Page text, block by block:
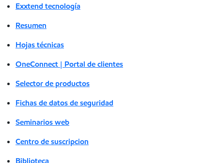
Exxtend tecnología
Resumen
Hojas técnicas
OneConnect | Portal de clientes
Selector de productos
Fichas de datos de seguridad
Seminarios web
Centro de suscripcion
Biblioteca